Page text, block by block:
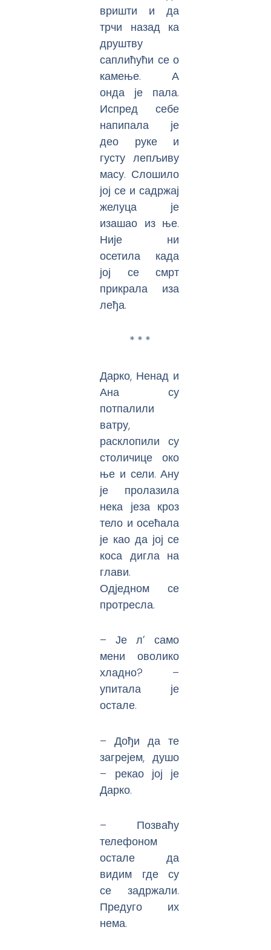
вришти и да
трчи назад ка
друштву
саплићући се о
камење. А
онда је пала.
Испред себе
напипала је
део руке и
густу лепљиву
масу. Слошило
јој се и садржај
желуца је
изашао из ње.
Није ни
осетила када
јој се смрт
прикрала иза
леђа.
* * *
Дарко, Ненад и
Ана су
потпалили
ватру,
расклопили су
столичице око
ње и сели. Ану
је пролазила
нека језа кроз
тело и осећала
је као да јој се
коса дигла на
глави.
Одједном се
протресла.
– Је л’ само
мени оволико
хладно? –
упитала је
остале.
– Дођи да те
загрејем, душо
– рекао јој је
Дарко.
– Позваћу
телефоном
остале да
видим где су
се задржали.
Предуго их
нема.